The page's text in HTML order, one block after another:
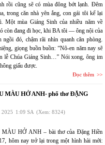
rồi cũng sẽ có mùa đông bớt lạnh. Đêm
trong căn nhà yên ắng, con gái tôi kể lại
Một mùa Giáng Sinh của nhiều năm về
còn đang đi học, khi BA tôi — ông nội của
đó, chậm rãi nhìn quanh căn phòng.
giọng buồn buồn: “Nô-en năm nay sẽ
lễ Chúa Giáng Sinh…” Nói xong, ông im
giấu được.
Đọc thêm
MÀU HỞ ANH- phổ thơ ĐẶNG
2025 1:09 SA (Xem: 8324)
HỞ ANH – bài thơ của Đặng Hiền
hôm nay trở lại trong một hình hài mới: